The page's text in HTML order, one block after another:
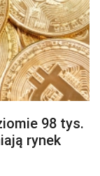
98 tys.
rynek